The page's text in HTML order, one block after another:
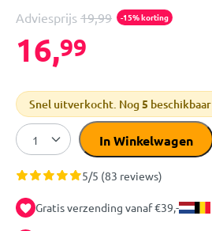
Adviesprijs 19,99 -15% korting
16,99
Snel uitverkocht. Nog5 beschikbaar
In Winkelwagen
5/5 (83 reviews)
Gratis verzending vanaf €39,-